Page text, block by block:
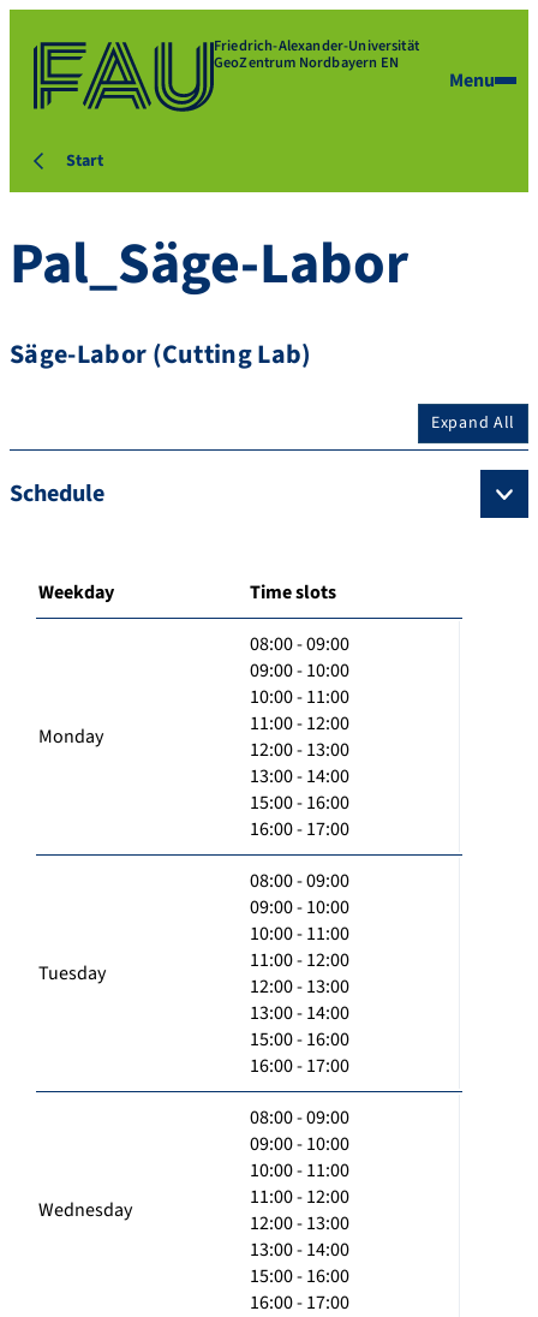
Friedrich-Alexander-Universität
GeoZentrum Nordbayern EN
Menu
Start
Pal_Säge-Labor
Säge-Labor (Cutting Lab)
Expand All
Schedule
Weekday Time slots
Monday
08:00 - 09:00
09:00 - 10:00
10:00 - 11:00
11:00 - 12:00
12:00 - 13:00
13:00 - 14:00
15:00 - 16:00
16:00 - 17:00
Tuesday
08:00 - 09:00
09:00 - 10:00
10:00 - 11:00
11:00 - 12:00
12:00 - 13:00
13:00 - 14:00
15:00 - 16:00
16:00 - 17:00
Wednesday
08:00 - 09:00
09:00 - 10:00
10:00 - 11:00
11:00 - 12:00
12:00 - 13:00
13:00 - 14:00
15:00 - 16:00
16:00 - 17:00